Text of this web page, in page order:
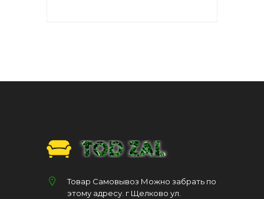
Товар Самовывоз Можно забрать по
этому адресу. г Щелково ул.